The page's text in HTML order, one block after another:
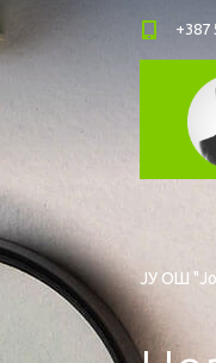
+387
ЈУ ОШ